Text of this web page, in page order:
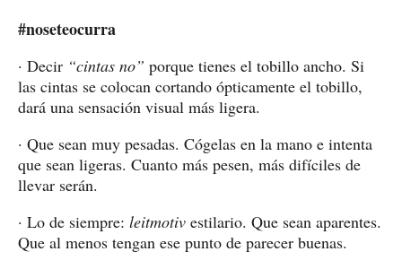
#noseteocurra
· Decir “cintas no” porque tienes el tobillo ancho. Si
las cintas se colocan cortando ópticamente el tobillo,
dará una sensación visual más ligera.
· Que sean muy pesadas. Cógelas en la mano e intenta
que sean ligeras. Cuanto más pesen, más difíciles de
llevar serán.
· Lo de siempre: leitmotiv estilario. Que sean aparentes.
Que al menos tengan ese punto de parecer buenas.